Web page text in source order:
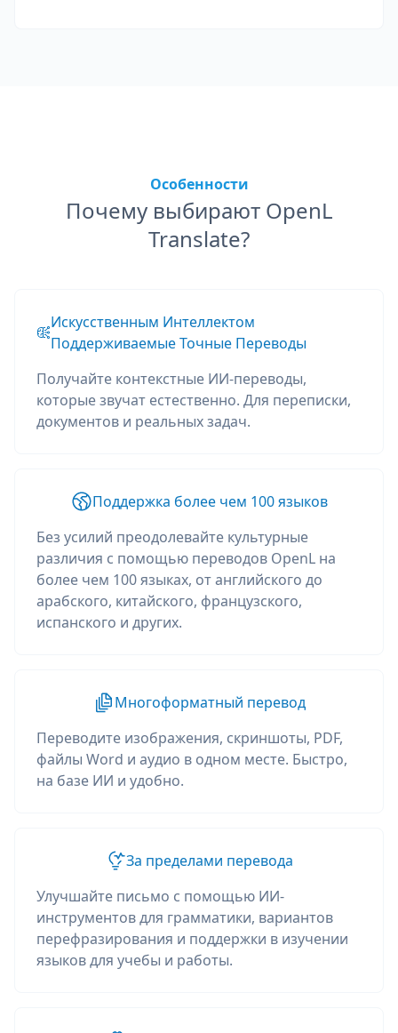
Особенности
Почему выбирают OpenL
Translate?
Искусственным Интеллектом
Поддерживаемые Точные Переводы
Получайте контекстные ИИ-переводы,
которые звучат естественно. Для переписки,
документов и реальных задач.
Поддержка более чем 100 языков
Без усилий преодолевайте культурные
различия с помощью переводов OpenL на
более чем 100 языках, от английского до
арабского, китайского, французского,
испанского и других.
Многоформатный перевод
Переводите изображения, скриншоты, PDF,
файлы Word и аудио в одном месте. Быстро,
на базе ИИ и удобно.
За пределами перевода
Улучшайте письмо с помощью ИИ-
инструментов для грамматики, вариантов
перефразирования и поддержки в изучении
языков для учебы и работы.